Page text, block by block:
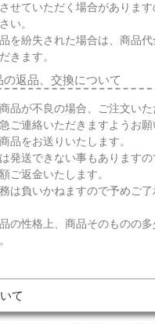
せていただく場合がありま
い。
を紛失された場合は、商品
きます。
の返品、交換について
品が不良の場合、ご注文い
ご連絡いただきますようお願
品をお送りいたします。
発送できない事もあります
ご返金いたします。
は負いかねますので予めご
の性格上、商品そのものの
て